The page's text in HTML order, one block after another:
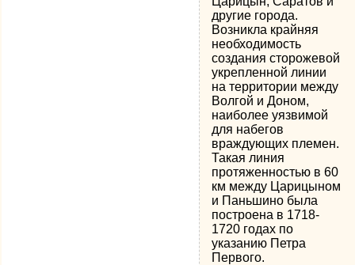
другие города.
Возникла крайняя
необходимость
создания сторожевой
укрепленной линии
на территории между
Волгой и Доном,
наиболее уязвимой
для набегов
враждующих племен.
Такая линия
протяженностью в 60
км между Царицыном
и Паньшино была
построена в 1718-
1720 годах по
указанию Петра
Первого.